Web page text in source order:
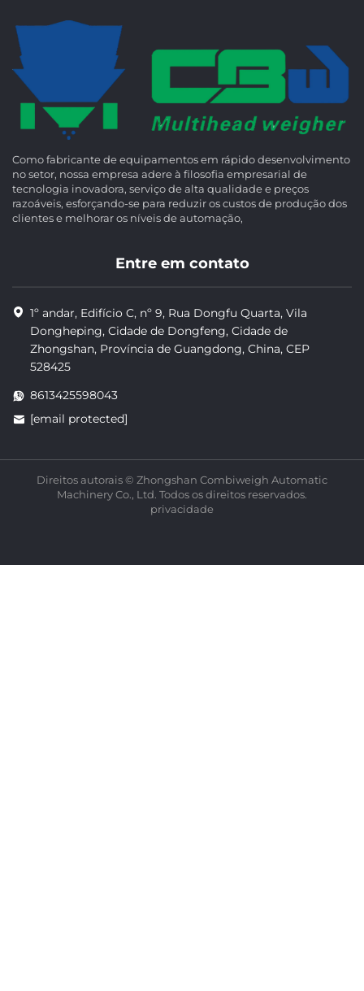
Como fabricante de equipamentos em rápido desenvolvimento
no setor, nossa empresa adere à filosofia empresarial de
tecnologia inovadora, serviço de alta qualidade e preços
razoáveis, esforçando-se para reduzir os custos de produção dos
clientes e melhorar os níveis de automação,
Entre em contato
1º andar, Edifício C, nº 9, Rua Dongfu Quarta, Vila
Dongheping, Cidade de Dongfeng, Cidade de
Zhongshan, Província de Guangdong, China, CEP
528425
8613425598043
[email protected]
Direitos autorais © Zhongshan Combiweigh Automatic
Machinery Co., Ltd. Todos os direitos reservados.
privacidade